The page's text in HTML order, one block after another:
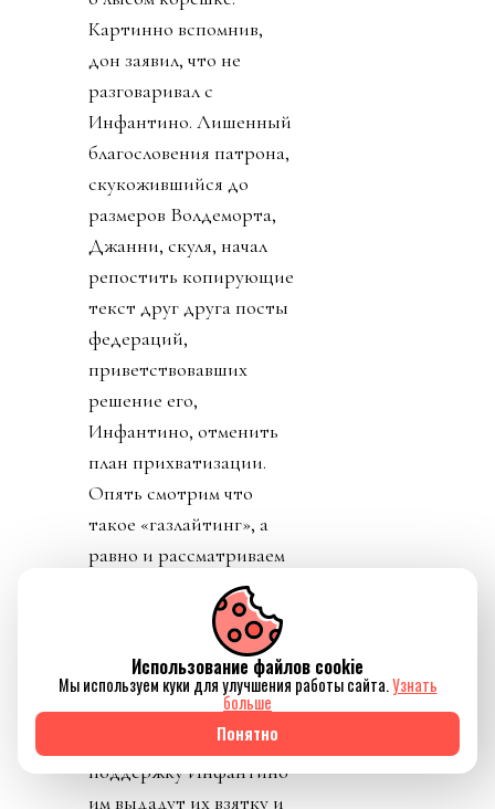
Картинно вспомнив,
дон заявил, что не
разговаривал с
Инфантино. Лишенный
благословения патрона,
скукожившийся до
размеров Волдеморта,
Джанни, скуля, начал
репостить копирующие
текст друг друга посты
федераций,
приветствовавших
решение его,
Инфантино, отменить
план прихватизации.
Опять смотрим что
такое «газлайтинг», а
равно и рассматриваем
подборку стран: Катар,
ОАЭ, Бутан, Шри
Ланка, Марокко.
Федерация футбола
Конго пришла тоже
уточнить, где за
поддержку Инфантино
им выдадут их взятку и
Использование файлов cookie
Мы используем куки для улучшения работы сайта.Узнать
больше
Понятно